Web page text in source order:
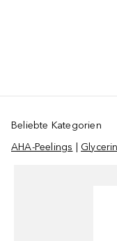
Beliebte Kategorien
AHA-Peelings
Glycerin